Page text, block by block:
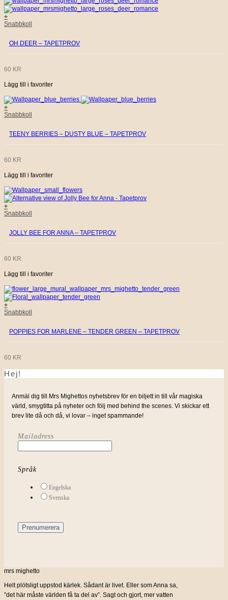
+
Snabbkoll
OH DEER – TAPETPROV
60 KR
Lägg till i favoriter
+
Snabbkoll
TEENY BERRIES – DUSTY BLUE – TAPETPROV
60 KR
Lägg till i favoriter
+
Snabbkoll
JOLLY BEE FOR ANNA – TAPETPROV
60 KR
Lägg till i favoriter
+
Snabbkoll
POPPIES FOR MARLENE – TENDER GREEN – TAPETPROV
60 KR
Hej!
Anmäl dig till Mrs Mighettos nyhetsbrev för en biljett in till vår magiska
värld, smygtitta på nyheter och följ med behind the scenes. Vi skickar ett
brev lite då och då, vi lovar – inget spammande!
Mailadress
Språk
Engelska
Svenska
mrs mighetto
Helt plötsligt uppstod kärlek. Sådant är livet. Eller som Anna sa,
”det här måste världen få ta del av”. Sagt och gjort, mer vatten